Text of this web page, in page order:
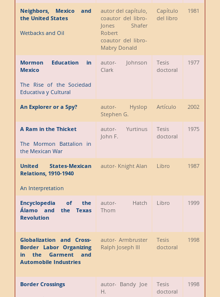
Neighbors, Mexico and
the United States
Wetbacks and Oil
autor del capítulo,
coautor del libro-
Jones Shafer
Robert
coautor del libro-
Mabry Donald
Capítulo
del libro
1981
Mormon Education in
Mexico
The Rise of the Sociedad
Educativa y Cultural
autor- Johnson
Clark
Tesis
doctoral
1977
An Explorer or a Spy? autor- Hyslop
Stephen G.
Artículo 2002
A Ram in the Thicket
The Mormon Battalion in
the Mexican War
autor- Yurtinus
John F.
Tesis
doctoral
1975
United States-Mexican
Relations, 1910-1940
An Interpretation
autor- Knight Alan Libro 1987
Encyclopedia of the
Álamo and the Texas
Revolution
autor- Hatch
Thom
Libro 1999
Globalization and Cross-
Border Labor Organizing
in the Garment and
Automobile Industries
autor- Armbruster
Ralph Joseph III
Tesis
doctoral
1998
Border Crossings
autor- Bandy Joe
H.
Tesis
doctoral
1998